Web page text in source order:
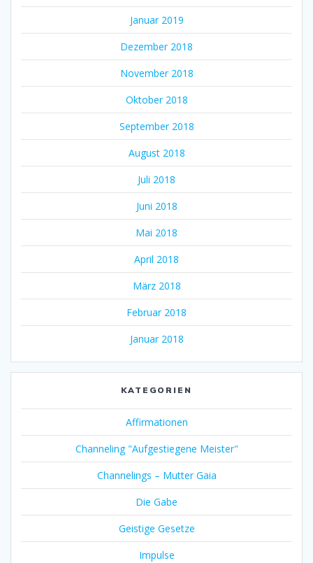
Januar 2019
Dezember 2018
November 2018
Oktober 2018
September 2018
August 2018
Juli 2018
Juni 2018
Mai 2018
April 2018
März 2018
Februar 2018
Januar 2018
KATEGORIEN
Affirmationen
Channeling "Aufgestiegene Meister"
Channelings – Mutter Gaia
Die Gabe
Geistige Gesetze
Impulse